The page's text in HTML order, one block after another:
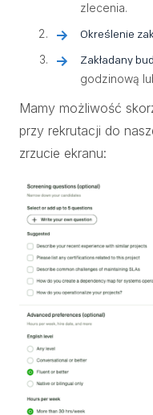
zlecenia.
Określenie
Zakładany
godzinową
Mamy możliwość
przy rekrutacji do
zrzucie ekranu: